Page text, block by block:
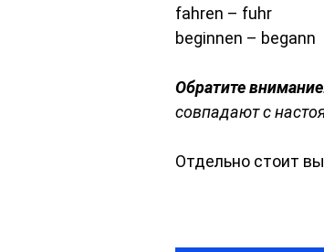
fahren – fuhr
beginnen – begann
Обратите внимание
совпадают с
Отдельно стоит